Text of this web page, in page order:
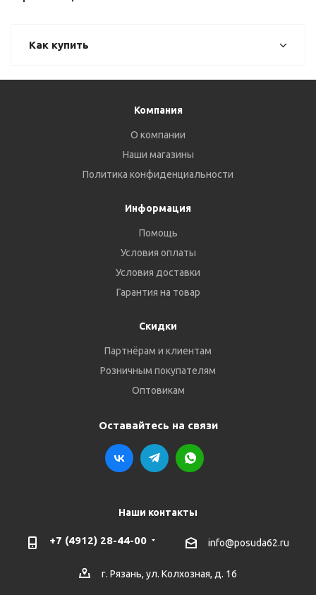
Как купить
Компания
О компании
Наши магазины
Политика конфиденциальности
Информация
Помощь
Условия оплаты
Условия доставки
Гарантия на товар
Скидки
Партнёрам и клиентам
Розничным покупателям
Оптовикам
Оставайтесь на связи
Наши контакты
+7 (4912) 28-44-00 info@posuda62.ru
г. Рязань, ул. Колхозная, д. 16